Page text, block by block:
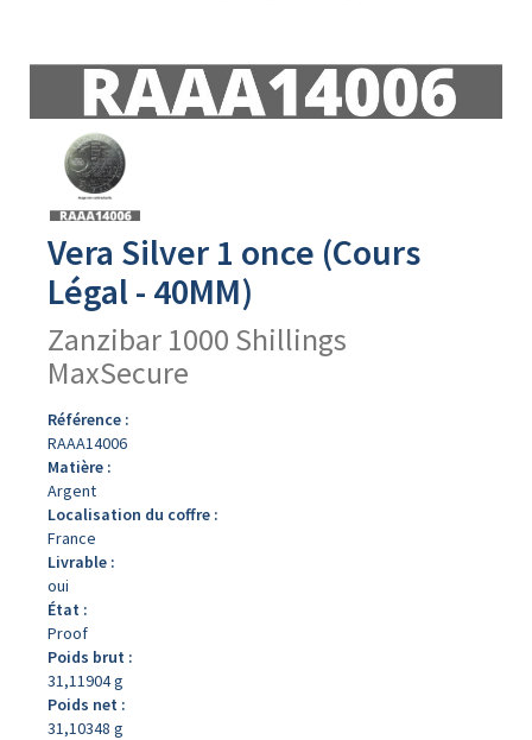
produit
Vera Silver 1 once (Cours
Légal - 40MM)
Zanzibar 1000 Shillings
MaxSecure
Référence :
RAAA14006
Matière :
Argent
Localisation du coffre :
France
Livrable :
oui
État :
Proof
Poids brut :
31,11904 g
Poids net :
31,10348 g